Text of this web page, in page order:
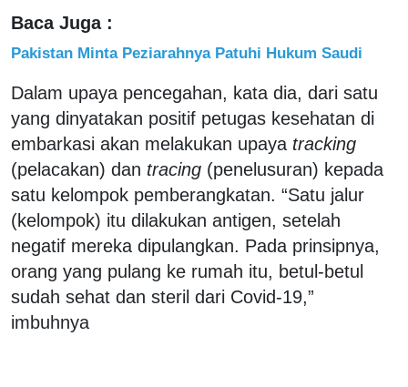
Baca Juga :
Pakistan Minta Peziarahnya Patuhi Hukum Saudi
Dalam upaya pencegahan, kata dia, dari satu
yang dinyatakan positif petugas kesehatan di
embarkasi akan melakukan upaya tracking
(pelacakan) dan tracing (penelusuran) kepada
satu kelompok pemberangkatan. “Satu jalur
(kelompok) itu dilakukan antigen, setelah
negatif mereka dipulangkan. Pada prinsipnya,
orang yang pulang ke rumah itu, betul-betul
sudah sehat dan steril dari Covid-19,”
imbuhnya